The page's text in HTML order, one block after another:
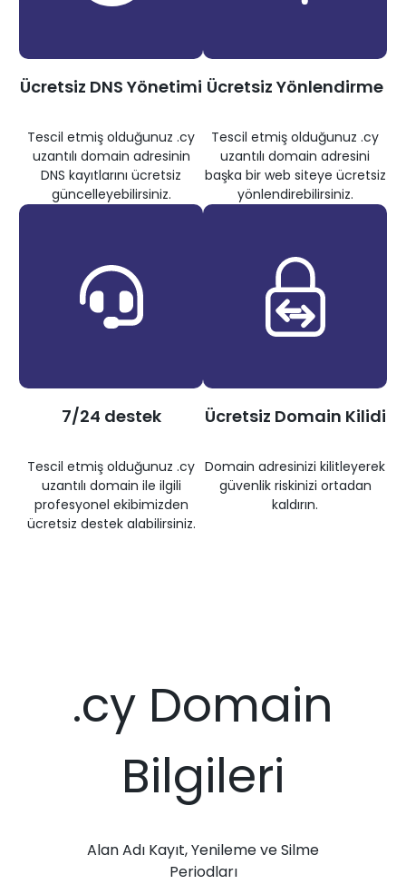
Ücretsiz DNS Yönetimi
Tescil etmiş olduğunuz .cy
uzantılı domain adresinin
DNS kayıtlarını ücretsiz
güncelleyebilirsiniz.
Ücretsiz Yönlendirme
Tescil etmiş olduğunuz .cy
uzantılı domain adresini
başka bir web siteye ücretsiz
yönlendirebilirsiniz.
7/24 destek
Tescil etmiş olduğunuz .cy
uzantılı domain ile ilgili
profesyonel ekibimizden
ücretsiz destek alabilirsiniz.
Ücretsiz Domain Kilidi
Domain adresinizi kilitleyerek
güvenlik riskinizi ortadan
kaldırın.
.cy Domain
Bilgileri
Alan Adı Kayıt, Yenileme ve Silme
Periodları